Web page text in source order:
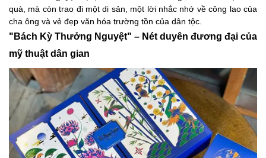
quà, mà còn trao đi một di sản, một lời nhắc nhớ về công lao của
cha ông và vẻ đẹp văn hóa trường tồn của dân tộc.
"Bách Kỳ Thưởng Nguyệt" – Nét duyên đương đại của
mỹ thuật dân gian